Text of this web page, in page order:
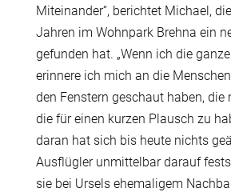
Miteinander“, berichtet Michael,
Jahren im Wohnpark Brehna ein
gefunden hat. „Wenn ich die
erinnere ich mich an die
den Fenstern geschaut haben, die
die für einen kurzen Plausch zu
daran hat sich bis heute nichts
Ausflügler unmittelbar darauf
sie bei Ursels ehemaligem